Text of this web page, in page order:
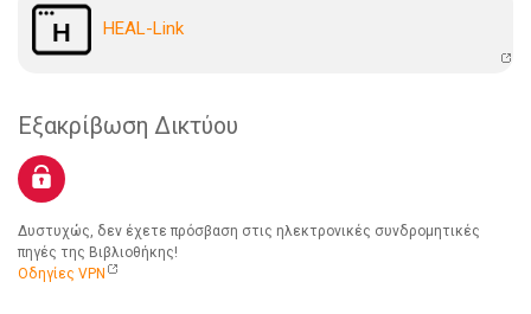
HEAL-Link
Εξακρίβωση Δικτύου
Δυστυχώς, δεν έχετε πρόσβαση στις ηλεκτρονικές συνδρομητικές
πηγές της Βιβλιοθήκης!
Οδηγίες VPN